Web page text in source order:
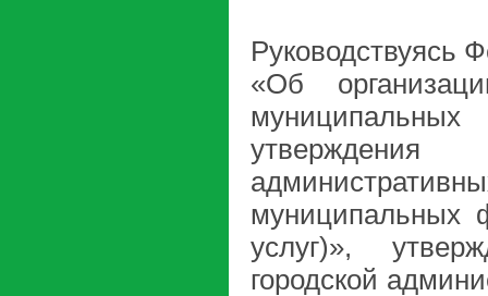
Руководствуясь
«Об
утверждения
муниципальных
услуг)»,
городской